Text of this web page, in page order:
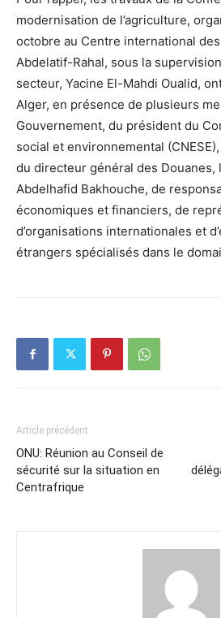
modernisation de l’agriculture,
octobre au Centre international
Abdelatif-Rahal, sous la
secteur, Yacine El-Mahdi Oualid,
Alger, en présence de plusieurs
Gouvernement, du président du
social et environnemental
du directeur général des Douanes,
Abdelhafid Bakhouche, de
économiques et financiers, de
d’organisations internationales et
étrangers spécialisés dans le
Article précédent
ONU: Réunion au Conseil de
sécurité sur la situation en
Centrafrique